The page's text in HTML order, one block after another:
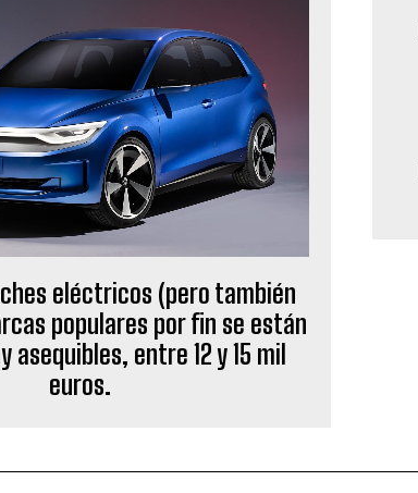
eléctricos (pero también
populares por fin se están
asequibles, entre 12 y 15 mil
euros.